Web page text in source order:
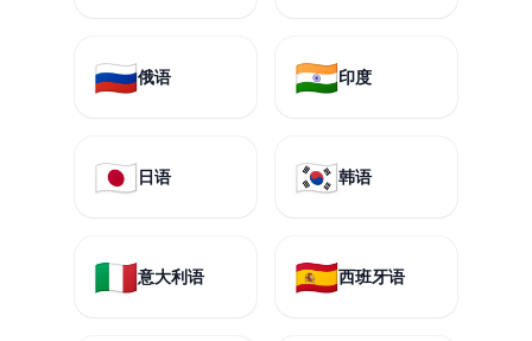
🇷🇺俄语 🇮🇳印度
🇯🇵日语 🇰🇷韩语
🇮🇹意大利语 🇪🇸西班牙语